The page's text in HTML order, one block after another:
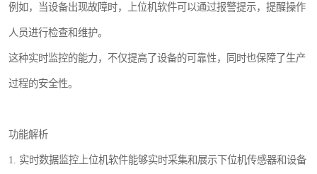
例如，当设备出现故障时，上位机软件可以通过报警提示，提醒操作
人员进行检查和维护。
这种实时监控的能力，不仅提高了设备的可靠性，同时也保障了生产
过程的安全性。
功能解析
1. 实时数据监控上位机软件能够实时采集和展示下位机传感器和设备